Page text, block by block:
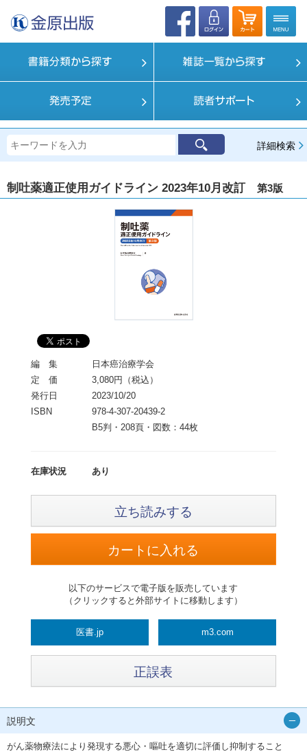
詳細検索
制吐薬適正使用ガイドライン 2023年10月改訂 第3版
編 集
日本癌治療学会
定 価
3,080円（税込）
発行日
2023/10/20
ISBN
978-4-307-20439-2
B5判・208頁・図数：44枚
在庫状況 あり
立ち読みする
以下のサービスで電子版を販売しています
（クリックすると外部サイトに移動します）
医書.jp m3.com
正誤表
説明文
がん薬物療法により発現する悪心・嘔吐を適切に評価し抑制すること